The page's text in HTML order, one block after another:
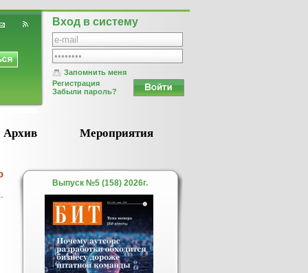
Вход в систему
Запомнить меня
Регистрация
Забыли пароль?
Архив Мероприятия
Выпуск №5 (158) 2026г.